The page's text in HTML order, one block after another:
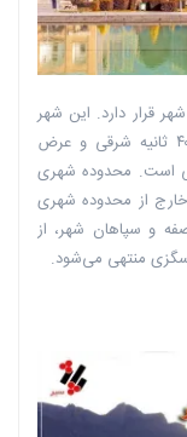
شهر قرار دارد. این شهر
دارای طول جغرافیایی ۵۱ درجه و ۳۹ دقیقه و ۴۰ ثانیه شرقی و عرض
دقیقه و ۳۰ ثانیه شمالی است. محدوده شهری
در خارج از محدوده شهری
و سپاهان شهر، از
منتهی می‌شود.